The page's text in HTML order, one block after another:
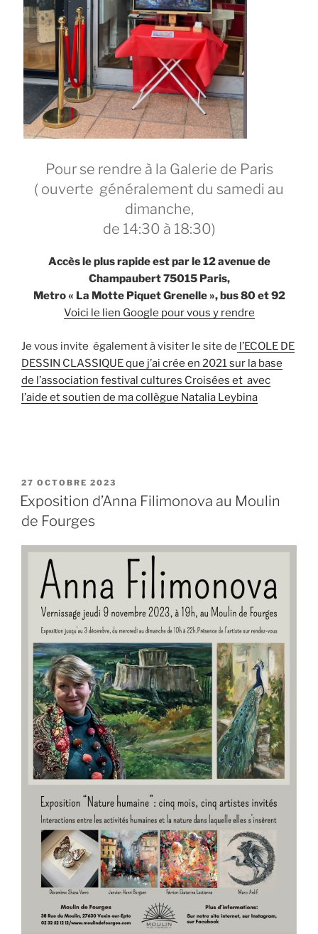
Pour se rendre à la Galerie de Paris
( ouverte généralement du samedi au
dimanche,
de 14:30 à 18:30)
Accès le plus rapide est par le 12 avenue de
Champaubert 75015 Paris,
Metro « La Motte Piquet Grenelle », bus 80 et 92
Voici le lien Google pour vous y rendre
Je vous invite également à visiter le site de l’ECOLE DE
DESSIN CLASSIQUE que j’ai crée en 2021 sur la base
de l’association festival cultures Croisées et avec
l’aide et soutien de ma collègue Natalia Leybina
PUBLIÉ
LE
27 OCTOBRE 2023
Exposition d’Anna Filimonova au Moulin
de Fourges